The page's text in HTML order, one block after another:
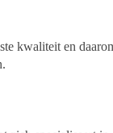
kwaliteit en